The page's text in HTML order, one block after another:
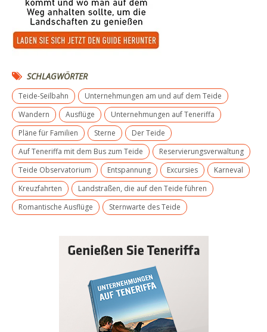
SCHLAGWÖRTER
Teide-Seilbahn
Unternehmungen am und auf dem Teide
Wandern
Ausflüge
Unternehmungen auf Teneriffa
Pläne für Familien
Sterne
Der Teide
Auf Teneriffa mit dem Bus zum Teide
Reservierungsverwaltung
Teide Observatorium
Entspannung Excursies
Karneval
Kreuzfahrten
Landstraßen, die auf den Teide führen
Romantische Ausflüge
Sternwarte des Teide